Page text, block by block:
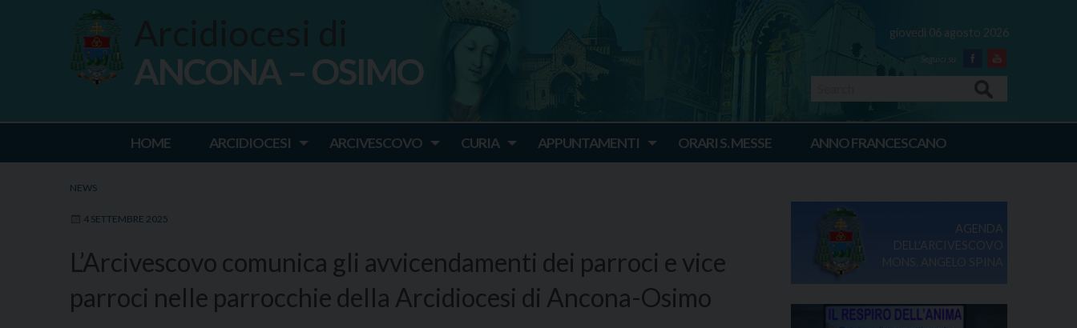
giovedì 06 agosto 2026
Facebook
Youtube
Ancona Osimo
ANCONA – OSIMO
HOME ARCIDIOCESI ARCIVESCOVO CURIA APPUNTAMENTI ORARI S. MESSE ANNO FRANCESCANO
NEWS
4 SETTEMBRE 2025
L’Arcivescovo comunica gli avvicendamenti dei parroci e vice
parroci nelle parrocchie della Arcidiocesi di Ancona-Osimo
AGENDA
DELL'ARCIVESCOVO